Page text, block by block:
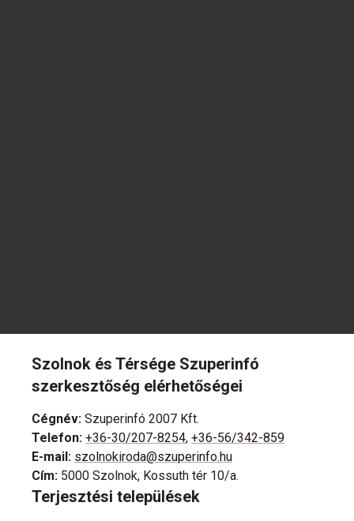
Szolnok és Térsége Szuperinfó
szerkesztőség elérhetőségei
Cégnév: Szuperinfó 2007 Kft.
Telefon: +36-30/207-8254, +36-56/342-859
E-mail: szolnokiroda@szuperinfo.hu
Cím: 5000 Szolnok, Kossuth tér 10/a.
Terjesztési települések